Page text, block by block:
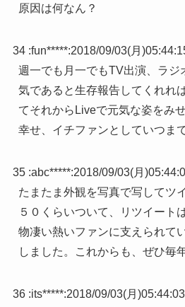
原因は何なん？
34 :fun*****:2018/09/03(月
週一でも月一でもTV出演、ラジ
気であると生存報告してくれれ
てそれからLiveで元気な姿をみ
幸せ、イチファンとしていつま
35 :abc*****:2018/09/03(月
たまたま外観を写真で写してツ
５０くらいついて、リツイート
物凄い熱いファンに支えられて
しました。これからも、ぜひ毎
36 :its*****:2018/09/03(月)05:44:03